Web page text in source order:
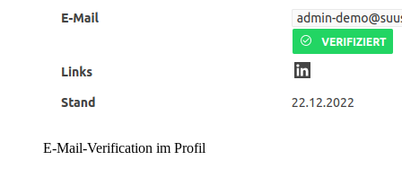
E-Mail-Verification im Profil